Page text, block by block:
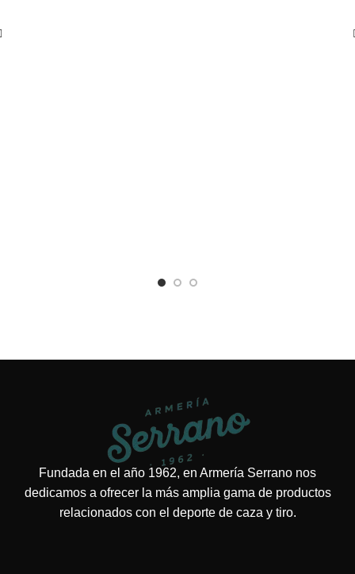
Fundada en el año 1962, en Armería Serrano nos
dedicamos a ofrecer la más amplia gama de productos
relacionados con el deporte de caza y tiro.